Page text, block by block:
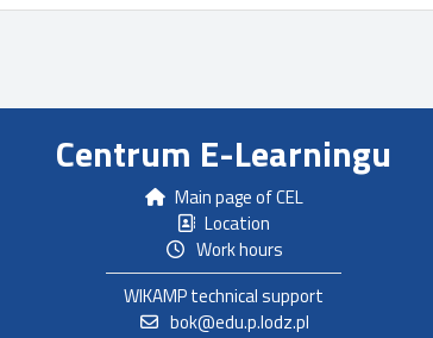
Centrum E-Learningu
Main page of CEL
Location
Work hours
WIKAMP technical support
bok@edu.p.lodz.pl